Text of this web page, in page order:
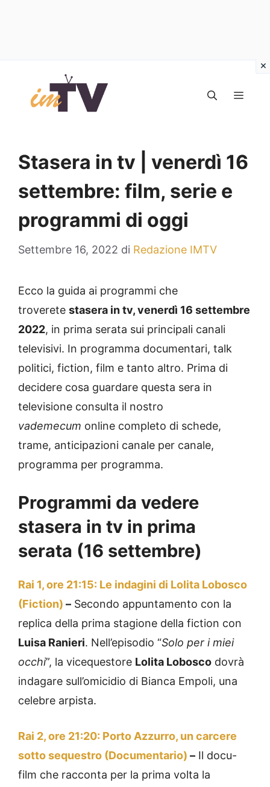
contenuto
Stasera in tv | venerdì 16
settembre: film, serie e
programmi di oggi
Settembre 16, 2022 di Redazione IMTV
Ecco la guida ai programmi che
troverete stasera in tv, venerdì 16 settembre
2022, in prima serata sui principali canali
televisivi. In programma documentari, talk
politici, fiction, film e tanto altro. Prima di
decidere cosa guardare questa sera in
televisione consulta il nostro
vademecum online completo di schede,
trame, anticipazioni canale per canale,
programma per programma.
Programmi da vedere
stasera in tv in prima
serata (16 settembre)
Rai 1, ore 21:15: Le indagini di Lolita Lobosco
(Fiction) – Secondo appuntamento con la
replica della prima stagione della fiction con
Luisa Ranieri. Nell’episodio “Solo per i miei
occhi”, la vicequestore Lolita Lobosco dovrà
indagare sull’omicidio di Bianca Empoli, una
celebre arpista.
Rai 2, ore 21:20: Porto Azzurro, un carcere
sotto sequestro (Documentario) – Il docu-
film che racconta per la prima volta la